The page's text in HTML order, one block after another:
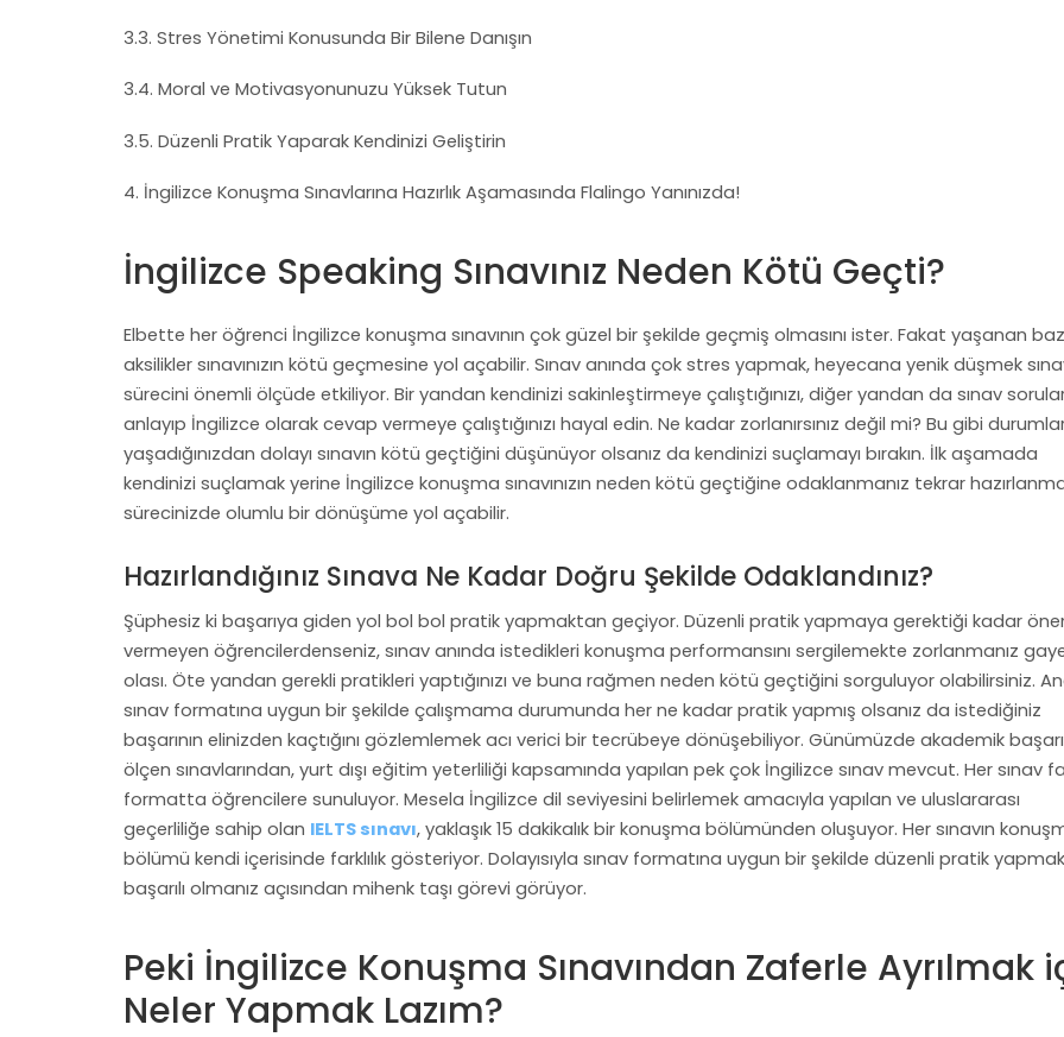
3.3. Stres Yönetimi Konusunda Bir Bilene Danışın
3.4. Moral ve Motivasyonunuzu Yüksek Tutun
3.5. Düzenli Pratik Yaparak Kendinizi Geliştirin
4. İngilizce Konuşma Sınavlarına Hazırlık Aşamasında Flalingo Yanınızda!
İngilizce Speaking Sınavınız Neden Kötü Geçti?
Elbette her öğrenci İngilizce konuşma sınavının çok güzel bir şekilde geçmiş olmasını ister. Fakat yaşanan
aksilikler sınavınızın kötü geçmesine yol açabilir. Sınav anında çok stres yapmak, heyecana yenik düşmek
sürecini önemli ölçüde etkiliyor. Bir yandan kendinizi sakinleştirmeye çalıştığınızı, diğer yandan da sınav
anlayıp İngilizce olarak cevap vermeye çalıştığınızı hayal edin. Ne kadar zorlanırsınız değil mi? Bu gibi
yaşadığınızdan dolayı sınavın kötü geçtiğini düşünüyor olsanız da kendinizi suçlamayı bırakın. İlk aşamada
kendinizi suçlamak yerine İngilizce konuşma sınavınızın neden kötü geçtiğine odaklanmanız tekrar
sürecinizde olumlu bir dönüşüme yol açabilir.
Hazırlandığınız Sınava Ne Kadar Doğru Şekilde Odaklandınız?
Şüphesiz ki başarıya giden yol bol bol pratik yapmaktan geçiyor. Düzenli pratik yapmaya gerektiği kadar
vermeyen öğrencilerdenseniz, sınav anında istedikleri konuşma performansını sergilemekte zorlanmanız
olası. Öte yandan gerekli pratikleri yaptığınızı ve buna rağmen neden kötü geçtiğini sorguluyor olabilirsiniz.
sınav formatına uygun bir şekilde çalışmama durumunda her ne kadar pratik yapmış olsanız da istediğiniz
başarının elinizden kaçtığını gözlemlemek acı verici bir tecrübeye dönüşebiliyor. Günümüzde akademik
ölçen sınavlarından, yurt dışı eğitim yeterliliği kapsamında yapılan pek çok İngilizce sınav mevcut. Her sınav
formatta öğrencilere sunuluyor. Mesela İngilizce dil seviyesini belirlemek amacıyla yapılan ve uluslararası
geçerliliğe sahip olan IELTS sınavı, yaklaşık 15 dakikalık bir konuşma bölümünden oluşuyor. Her sınavın
bölümü kendi içerisinde farklılık gösteriyor. Dolayısıyla sınav formatına uygun bir şekilde düzenli pratik yapmak
başarılı olmanız açısından mihenk taşı görevi görüyor.
Peki İngilizce Konuşma Sınavından Zaferle Ayrılmak
Neler Yapmak Lazım?